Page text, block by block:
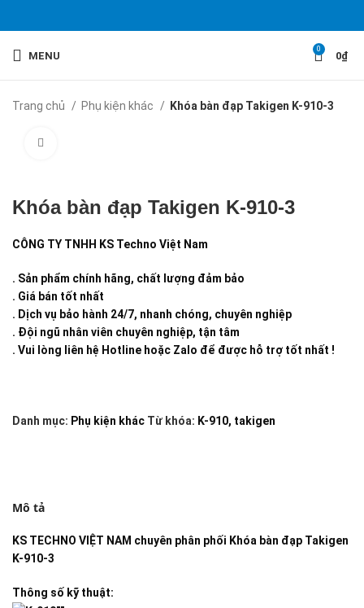
MENU
0
0₫
Trang chủ Phụ kiện khác Khóa bàn đạp Takigen K-910-3
Khóa bàn đạp Takigen K-910-3
CÔNG TY TNHH KS Techno Việt Nam
. Sản phẩm chính hãng, chất lượng đảm bảo
. Giá bán tốt nhất
. Dịch vụ bảo hành 24/7, nhanh chóng, chuyên nghiệp
. Đội ngũ nhân viên chuyên nghiệp, tận tâm
. Vui lòng liên hệ Hotline hoặc Zalo để được hỗ trợ tốt nhất !
Danh mục: Phụ kiện khác Từ khóa: K-910, takigen
Mô tả
KS TECHNO VIỆT NAM chuyên phân phối Khóa bàn đạp Takigen
K-910-3
Thông số kỹ thuật: